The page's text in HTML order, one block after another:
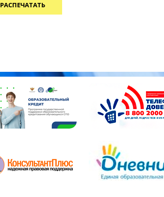
РАСПЕЧАТАТЬ